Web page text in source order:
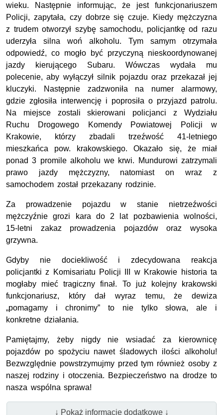
wieku. Następnie informując, że jest funkcjonariuszem
Policji, zapytała, czy dobrze się czuje. Kiedy mężczyzna
z trudem otworzył szybę samochodu, policjantkę od razu
uderzyła silna woń alkoholu. Tym samym otrzymała
odpowiedź, co mogło być przyczyną nieskoordynowanej
jazdy kierującego Subaru. Wówczas wydała mu
polecenie, aby wyłączył silnik pojazdu oraz przekazał jej
kluczyki. Następnie zadzwoniła na numer alarmowy,
gdzie zgłosiła interwencję i poprosiła o przyjazd patrolu.
Na miejsce zostali skierowani policjanci z Wydziału
Ruchu Drogowego Komendy Powiatowej Policji w
Krakowie, którzy zbadali trzeźwość 41-letniego
mieszkańca pow. krakowskiego. Okazało się, że miał
ponad 3 promile alkoholu we krwi. Mundurowi zatrzymali
prawo jazdy mężczyzny, natomiaston wraz z
samochodem został przekazany rodzinie.
Za prowadzenie pojazdu w stanie nietrzeźwości
mężczyźnie grozi kara do 2 lat pozbawienia wolności,
15-letni zakaz prowadzenia pojazdów oraz wysoka
grzywna.
Gdyby nie dociekliwość i zdecydowana reakcja
policjantki z Komisariatu Policji III w Krakowie historia ta
mogłaby mieć tragiczny finał. To już kolejny krakowski
funkcjonariusz, który dał wyraz temu, że dewiza
„pomagamy i chronimy” to nie tylko słowa, ale i
konkretne działania.
Pamiętajmy, żeby nigdy nie wsiadać za kierownicę
pojazdów po spożyciu nawet śladowych ilości alkoholu!
Bezwzględnie powstrzymujmy przed tym również osoby z
naszej rodziny i otoczenia. Bezpieczeństwo na drodze to
nasza wspólna sprawa!
↓ Pokaż informacje dodatkowe ↓